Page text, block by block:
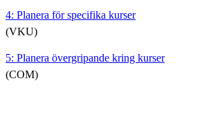
4: Planera för specifika kurser
(VKU)
5: Planera övergripande kring kurser
(COM)